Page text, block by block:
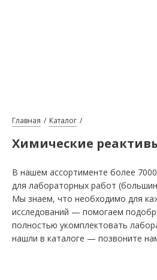
Главная Каталог
Химические
В нашем ассортименте более
для лабораторных работ
Мы знаем, что необходимо для
исследований — помогаем
полностью укомплектовать
нашли в каталоге — позвоните